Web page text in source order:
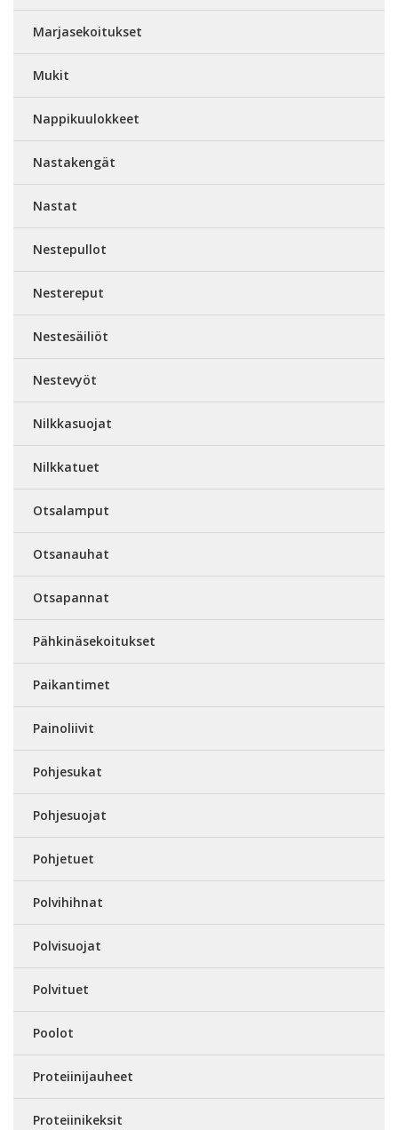
Marjasekoitukset
Mukit
Nappikuulokkeet
Nastakengät
Nastat
Nestepullot
Nestereput
Nestesäiliöt
Nestevyöt
Nilkkasuojat
Nilkkatuet
Otsalamput
Otsanauhat
Otsapannat
Pähkinäsekoitukset
Paikantimet
Painoliivit
Pohjesukat
Pohjesuojat
Pohjetuet
Polvihihnat
Polvisuojat
Polvituet
Poolot
Proteiinijauheet
Proteiinikeksit